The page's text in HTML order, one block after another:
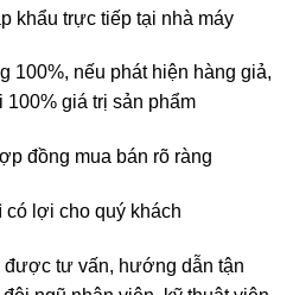
khẩu trực tiếp tại nhà máy
100%, nếu phát hiện hàng giả,
giá trị sản phẩm
đồng mua bán rõ ràng
có lợi cho quý khách
được tư vấn, hướng dẫn tận